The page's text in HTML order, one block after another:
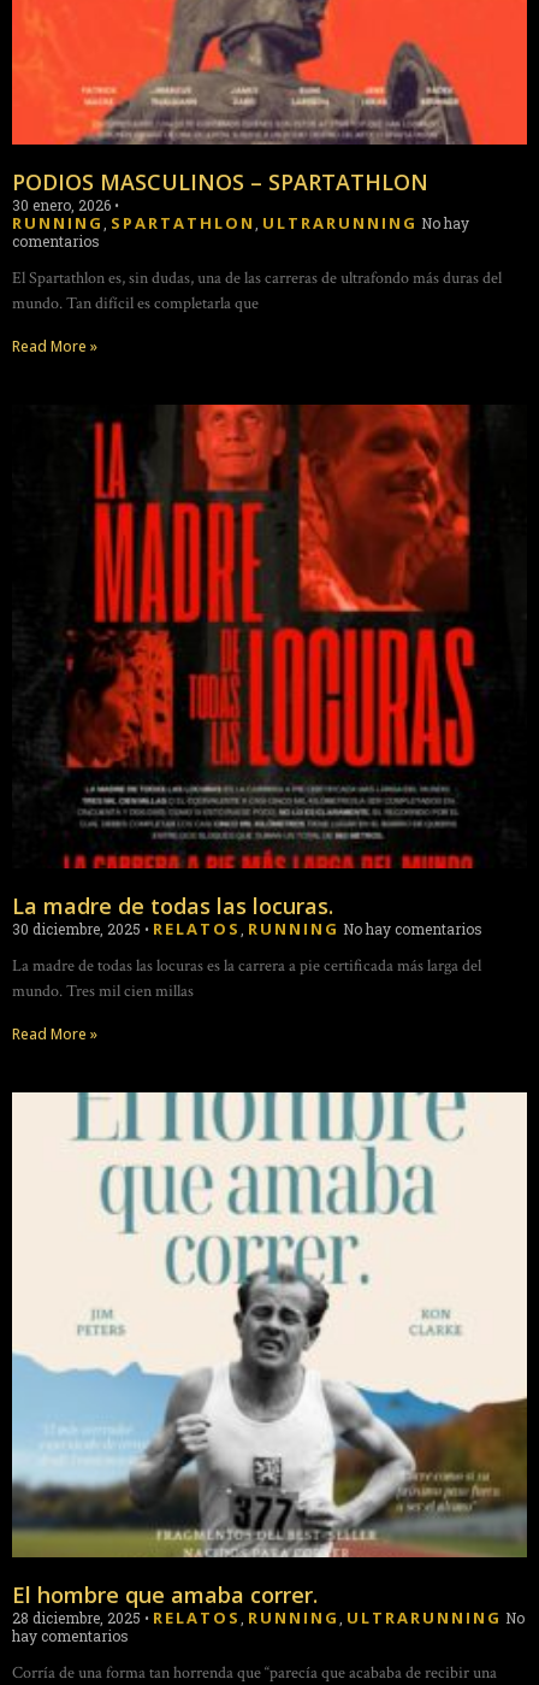
PODIOS MASCULINOS – SPARTATHLON
30 enero, 2026 •
RUNNING SPARTATHLON ULTRARUNNING No hay
comentarios
El Spartathlon es, sin dudas, una de las carreras de ultrafondo más duras del
mundo. Tan difícil es completarla que
Read More »
La madre de todas las locuras.
30 diciembre, 2025 • RELATOS, RUNNING No hay comentarios
La madre de todas las locuras es la carrera a pie certificada más larga del
mundo. Tres mil cien millas
Read More »
El hombre que amaba correr.
28 diciembre, 2025 • RELATOS RUNNING ULTRARUNNING No
hay comentarios
Corría de una forma tan horrenda que “parecía que acababa de recibir una